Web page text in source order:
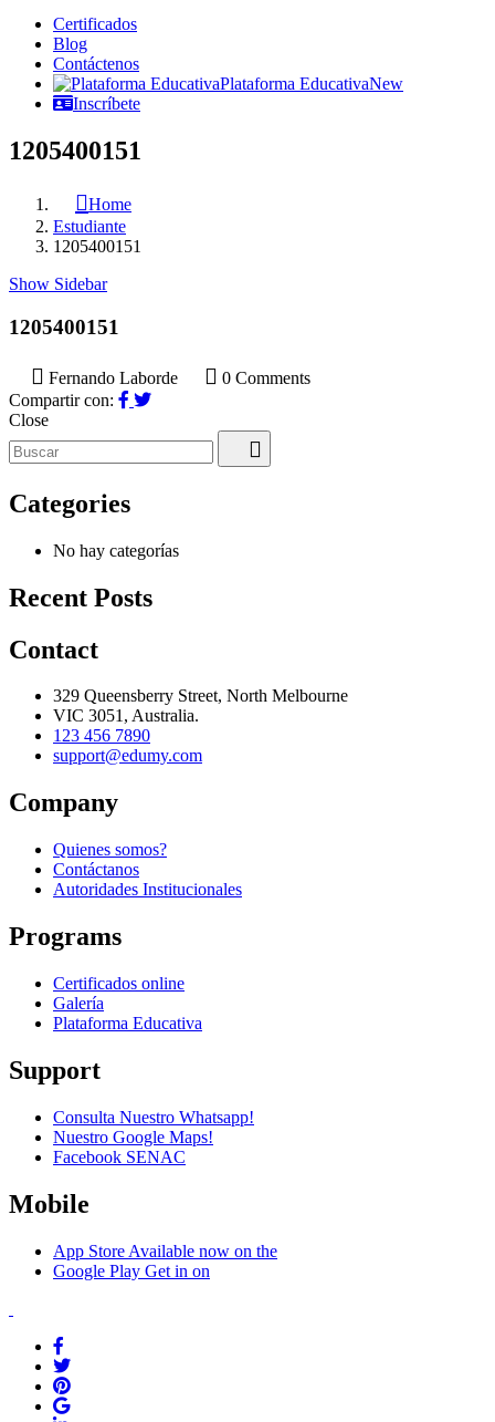
Certificados
Blog
Contáctenos
Plataforma EducativaNew
Inscríbete
1205400151
Home
Estudiante
1205400151
Show Sidebar
1205400151
Fernando Laborde
0 Comments
Compartir con:
Close
Categories
No hay categorías
Recent Posts
Contact
329 Queensberry Street, North Melbourne
VIC 3051, Australia.
123 456 7890
support@edumy.com
Company
Quienes somos?
Contáctanos
Autoridades Institucionales
Programs
Certificados online
Galería
Plataforma Educativa
Support
Consulta Nuestro Whatsapp!
Nuestro Google Maps!
Facebook SENAC
Mobile
App Store Available now on the
Google Play Get in on